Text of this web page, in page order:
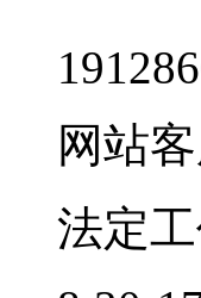
网站
法定